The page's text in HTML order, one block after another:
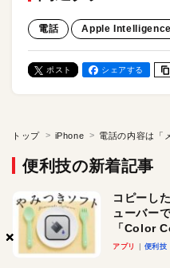
×
×
×
電話 Apple Intelligence
ポスト シェアする
トップ iPhone
便利技の新着記事
コピーし
ューバー
「Color
アプリ 便利技